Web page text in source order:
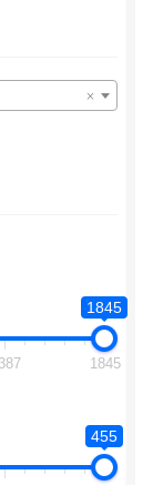
×
1845
1845
455